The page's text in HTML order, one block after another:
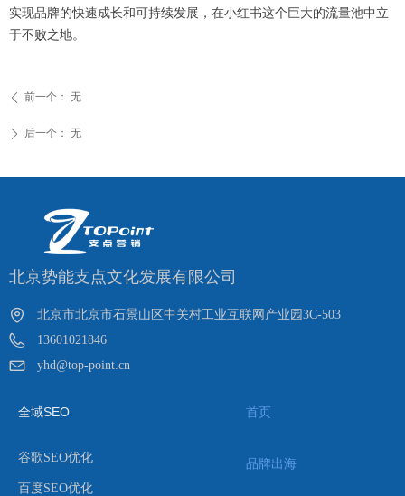
实现品牌的快速成长和可持续发展，在小红书这个 巨大的流量池中立
于不败之地。
ꄴ 前一个： 无
ꄲ 后一个： 无
北京市北京市石景山区中关村工业互联网产业园3C-503
13601021846
yhd@top-point.cn
北京势能支点文化发展有限公司
首页
品牌出海
谷歌SEO优化
百度SEO优化
全域SEO